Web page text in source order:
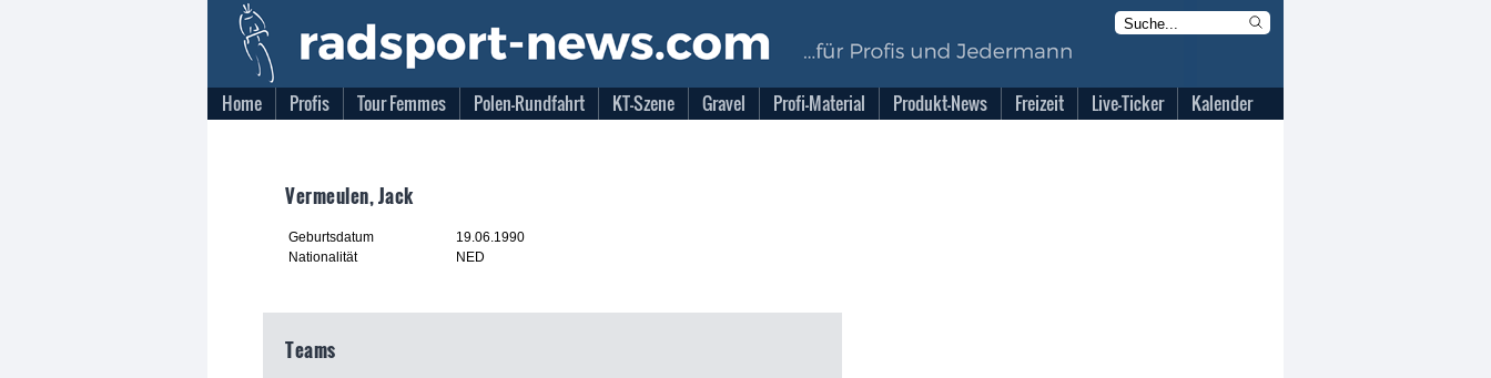
Home Profis Tour Femmes Polen-Rundfahrt KT-Szene Gravel Profi-Material Produkt-News Freizeit Live-Ticker Kalender
Vermeulen, Jack
Geburtsdatum
19.06.1990
Nationalität
NED
Teams